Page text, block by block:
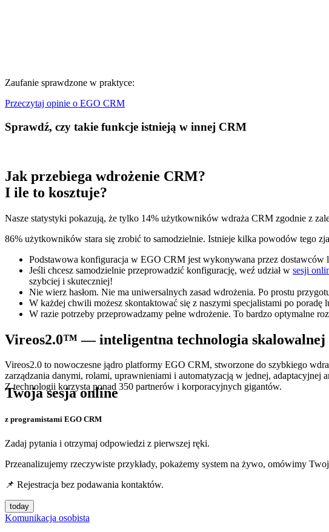
Zaufanie sprawdzone w praktyce:
Przeczytaj opinie o EGO CRM
Sprawdź, czy takie funkcje istnieją w innej CRM
Jak przebiega wdrożenie CRM?
I ile to kosztuje?
Nasze statystyki pokazują, że tylko 14% użytkowników wdraża CRM zgodnie z
86% użytkowników stara się zrobić to samodzielnie. Istnieje kilka powodów tego
Podstawowa konfiguracja w EGO CRM jest wykonywana przez dostawców
Jeśli chcesz samodzielnie przeprowadzić konfigurację, weź udział w sesji
szybciej i skuteczniej!
Nie wierz hasłom. Nie ma uniwersalnych zasad wdrożenia. Po prostu
W każdej chwili możesz skontaktować się z naszymi specjalistami po poradę
W razie potrzeby przeprowadzamy pełne wdrożenie. To bardzo optymalne
Vireos2.0™ — inteligentna technologia
Vireos2.0 to nowoczesne jądro platformy EGO CRM, stworzone do szybkiego
zarządzania danymi, rolami, uprawnieniami i automatyzacją w jednej, adaptacyjnej
Z technologii korzysta ponad 350 partnerów i korporacyjnych gigantów.
Twoja sesja online
z programistami EGO CRM
Zadaj pytania i otrzymaj odpowiedzi z pierwszej ręki.
Przeanalizujemy rzeczywiste przykłady, pokażemy system na żywo, omówimy
📌 Rejestracja bez podawania kontaktów.
today
Komunikacja osobista